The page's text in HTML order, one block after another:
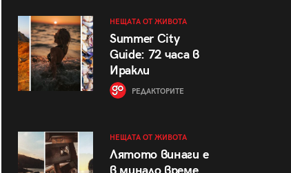
НЕЩАТА ОТ ЖИВОТА
Summer City
Guide: 72 часа в
Иракли
РЕДАКТОРИТЕ
НЕЩАТА ОТ ЖИВОТА
Лятото винаги е